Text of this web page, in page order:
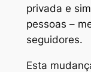
privada e
pessoas –
seguidores.
Esta